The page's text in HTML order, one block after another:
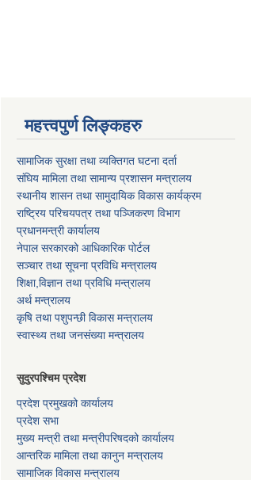
महत्त्वपुर्ण लिङ्कहरु
सामाजिक सुरक्षा तथा व्यक्तिगत घटना दर्ता
संघिय मामिला तथा सामान्य प्रशासन मन्त्रालय
स्थानीय शासन तथा सामुदायिक विकास कार्यक्रम
राष्ट्रिय परिचयपत्र तथा पञ्जिकरण विभाग
प्रधानमन्त्री कार्यालय
नेपाल सरकारको आधिकारिक पोर्टल
सञ्‍चार तथा सूचना प्रविधि मन्त्रालय
शिक्षा,विज्ञान तथा प्रविधि मन्त्रालय
अर्थ मन्त्रालय
कृषि तथा पशुपन्छी विकास मन्त्रालय
स्वास्थ्य तथा जनसंख्या मन्त्रालय
सुदुरपश्चिम प्रदेश
प्रदेश प्रमुखको कार्यालय
प्रदेश सभा
मुख्य मन्त्री तथा मन्त्रीपरिषदको कार्यालय
आन्तरिक मामिला तथा कानुन मन्त्रालय
सामाजिक विकास मन्त्रालय